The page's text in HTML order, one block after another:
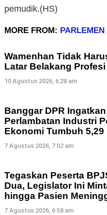
pemudik.(HS)
MORE FROM: PARLEMEN
Wamenhan Tidak
Latar Belakang
10 Agustus 2026, 6:28 am
Banggar DPR
Perlambatan Industri
Ekonomi Tumbuh 5,29
7 Agustus 2026, 7:02 am
Tegaskan Peserta
Dua, Legislator Ini
hingga Pasien
7 Agustus 2026, 6:58 am